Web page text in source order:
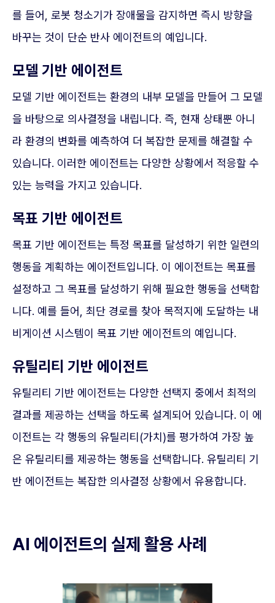
를 들어, 로봇 청소기가 장애물을 감지하면 즉시 방향을
바꾸는 것이 단순 반사 에이전트의 예입니다.
모델 기반 에이전트
모델 기반 에이전트는 환경의 내부 모델을 만들어 그 모델
을 바탕으로 의사결정을 내립니다. 즉, 현재 상태뿐 아니
라 환경의 변화를 예측하여 더 복잡한 문제를 해결할 수
있습니다. 이러한 에이전트는 다양한 상황에서 적응할 수
있는 능력을 가지고 있습니다.
목표 기반 에이전트
목표 기반 에이전트는 특정 목표를 달성하기 위한 일련의
행동을 계획하는 에이전트입니다. 이 에이전트는 목표를
설정하고 그 목표를 달성하기 위해 필요한 행동을 선택합
니다. 예를 들어, 최단 경로를 찾아 목적지에 도달하는 내
비게이션 시스템이 목표 기반 에이전트의 예입니다.
유틸리티 기반 에이전트
유틸리티 기반 에이전트는 다양한 선택지 중에서 최적의
결과를 제공하는 선택을 하도록 설계되어 있습니다. 이 에
이전트는 각 행동의 유틸리티(가치)를 평가하여 가장 높
은 유틸리티를 제공하는 행동을 선택합니다. 유틸리티 기
반 에이전트는 복잡한 의사결정 상황에서 유용합니다.
AI 에이전트의 실제 활용 사례